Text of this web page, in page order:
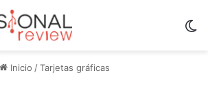
Inicio / Tarjetas gráficas